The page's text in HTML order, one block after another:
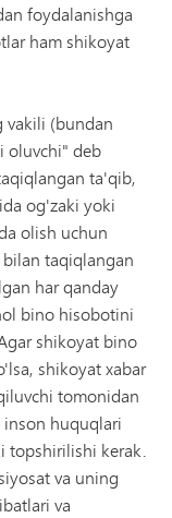
foydalanishga
ham shikoyat
(bundan
oluvchi" deb
ta'qib,
og'zaki yoki
olish uchun
taqiqlangan
har qanday
bino hisobotini
shikoyat bino
shikoyat xabar
tomonidan
huquqlari
topshirilishi kerak.
va uning
va